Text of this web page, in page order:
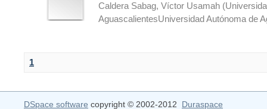
Caldera Sabag, Víctor Usamah (
AguascalientesUniversidad Autónoma de
1
DSpace software copyright © 2002-2012 Duraspace